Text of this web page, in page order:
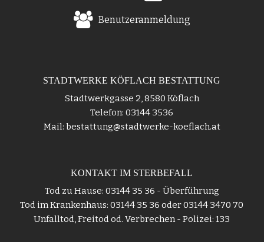
Benutzeranmeldung
STADTWERKE KÖFLACH BESTATTUNG
Stadtwerkgasse 2, 8580 Köflach
Telefon: 03144 3536
Mail: bestattung@stadtwerke-koeflach.at
KONTAKT IM STERBEFALL
Tod zu Hause: 03144 35 36 - Überführung
Tod im Krankenhaus: 03144 35 36 oder 03144 3470 70
Unfalltod, Freitod od. Verbrechen - Polizei: 133